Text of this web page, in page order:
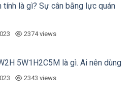
ngũ tư vấn viên chuyên
bản. Bên cạnh chất lượng
chú trọng phát triển dịch vụ
nghiệm người dùng.
tính là gì? Sự cân bằng lực quán
2374 views
5W1H2C5M là gì. Ai nên dùng
2343 views